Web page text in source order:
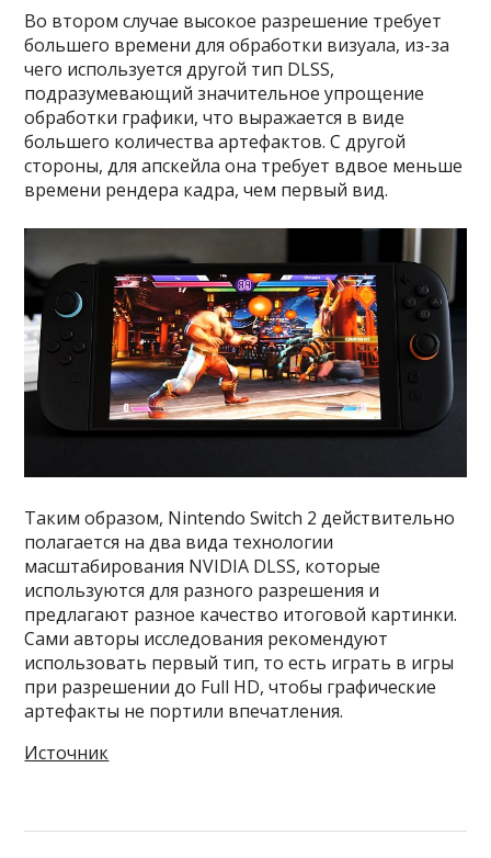
Во втором случае высокое разрешение требует
большего времени для обработки визуала, из-за
чего используется другой тип DLSS,
подразумевающий значительное упрощение
обработки графики, что выражается в виде
большего количества артефактов. С другой
стороны, для апскейла она требует вдвое меньше
времени рендера кадра, чем первый вид.
Таким образом, Nintendo Switch 2 действительно
полагается на два вида технологии
масштабирования NVIDIA DLSS, которые
используются для разного разрешения и
предлагают разное качество итоговой картинки.
Сами авторы исследования рекомендуют
использовать первый тип, то есть играть в игры
при разрешении до Full HD, чтобы графические
артефакты не портили впечатления.
Источник